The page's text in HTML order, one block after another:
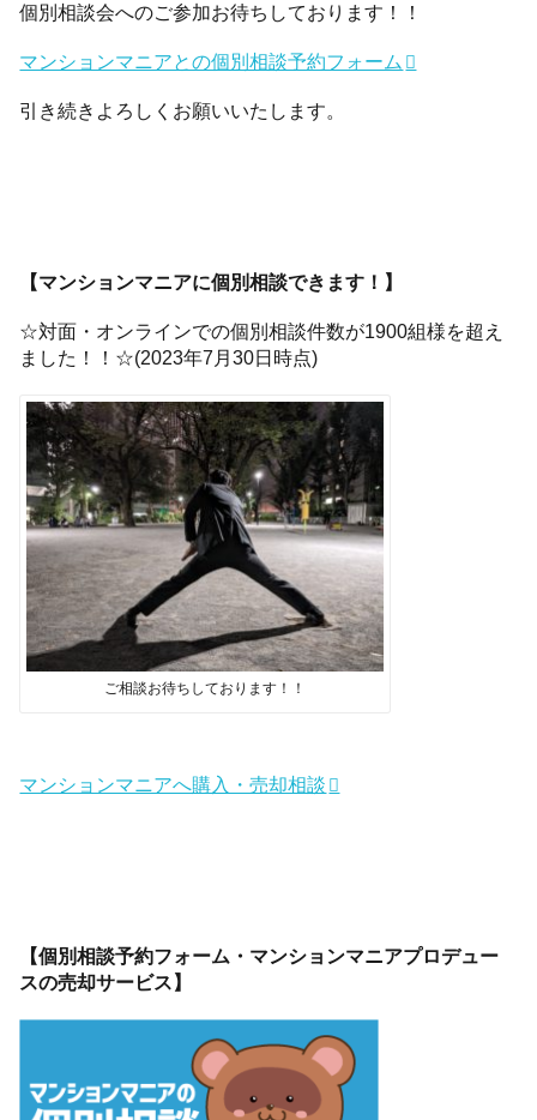
個別相談会へのご参加お待ちしております！！
マンションマニアとの個別相談予約フォーム
引き続きよろしくお願いいたします。
【マンションマニアに個別相談できます！】
☆対面・オンラインでの個別相談件数が1900組様を超え
ました！！☆(2023年7月30日時点)
ご相談お待ちしております！！
マンションマニアへ購入・売却相談
【個別相談予約フォーム・マンションマニアプロデュー
スの売却サービス】